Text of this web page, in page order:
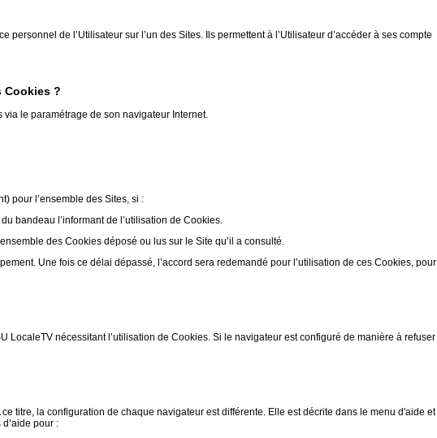
de l’Utilisateur sur l’un des Sites. Ils permettent à l’Utilisateur d’accéder à ses compte
Cookies ?
via le paramétrage de son navigateur Internet.
pour l’ensemble des Sites, si :
bandeau l’informant de l’utilisation de Cookies.
des Cookies déposé ou lus sur le Site qu’il a consulté.
Une fois ce délai dépassé, l’accord sera redemandé pour l’utilisation de ces Cookies, pour
nécessitant l’utilisation de Cookies. Si le navigateur est configuré de manière à refuser
titre, la configuration de chaque navigateur est différente. Elle est décrite dans le menu d'aide et
pour :